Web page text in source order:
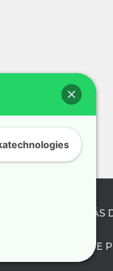
APRENDE MÁS
POLÍTICA DE